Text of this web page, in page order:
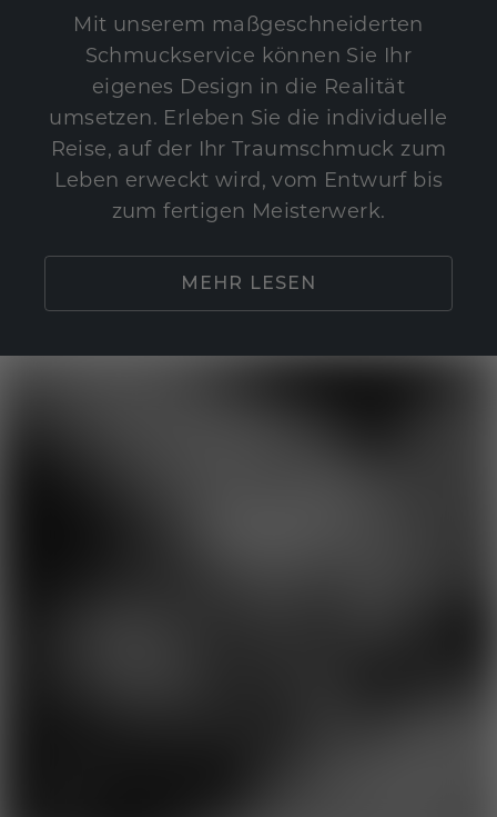
Mit unserem maßgeschneiderten
Schmuckservice können Sie Ihr
eigenes Design in die Realität
umsetzen. Erleben Sie die individuelle
Reise, auf der Ihr Traumschmuck zum
Leben erweckt wird, vom Entwurf bis
zum fertigen Meisterwerk.
MEHR LESEN